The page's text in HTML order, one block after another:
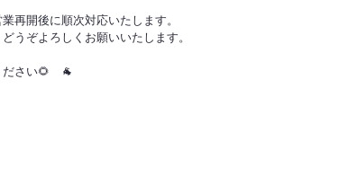
再開後に順次対応いたします。
うぞよろしくお願いいたします。
さい🌻　🐐